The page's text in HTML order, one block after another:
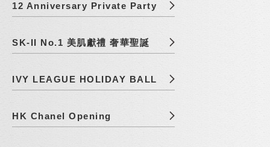
12 Anniversary Private Party
SK-II No.1 美肌獻禮 奢華聖誕
IVY LEAGUE HOLIDAY BALL
HK Chanel Opening